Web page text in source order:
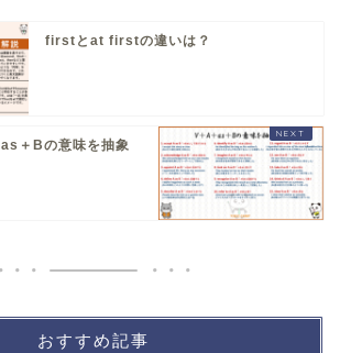
firstとat firstの違いは？
as＋Bの意味を抽象
おすすめ記事